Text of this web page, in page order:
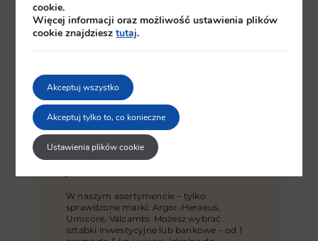
Sztabki najwyższej
W naszym asortymencie – tylko
sprawdzone marki: Argor-Heraeus,
Umicore, Valcambi. Możesz wybrać
sztabki inwestycyjne lub bankowe – od 1
cookie.
Więcej informacji oraz możliwość ustawienia plików
cookie znajdziesztutaj.
Akceptuj wszystko
Akceptuj tylko to, co konieczne
Ustawienia plików cookie